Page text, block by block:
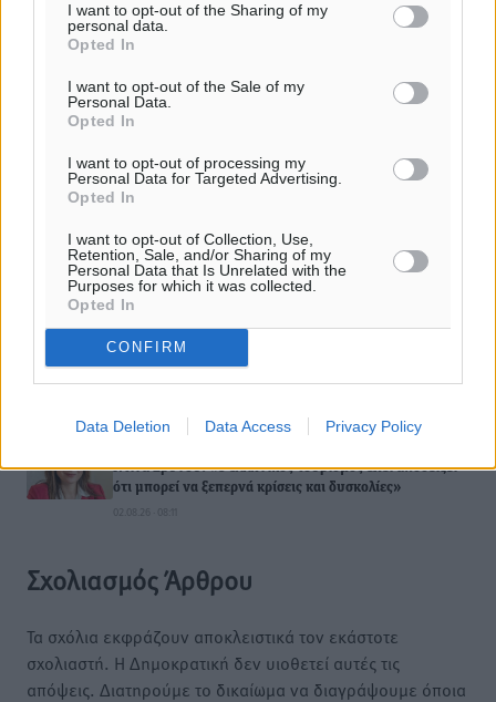
I want to opt-out of the Sharing of my
personal data.
Opted In
I want to opt-out of the Sale of my
Personal Data.
Opted In
I want to opt-out of processing my
Personal Data for Targeted Advertising.
Opted In
I want to opt-out of Collection, Use,
Retention, Sale, and/or Sharing of my
Personal Data that Is Unrelated with the
Purposes for which it was collected.
Opted In
CONFIRM
Data Deletion Data Access Privacy Policy
Μανώλης Κεφαλογιάννης: «Η στήριξη της νησιωτικότητας -
να…
ΔΙΑΒΑΣΕ ΕΠΙΣΗΣ
ΣΥΝΕΝΤΕΎΞΕΙΣ
Χρήστος Μιχαλάκης: «Χρειάζεται κοινός σχεδιασμός
για το νέο τουριστικό προϊόν της Δωδεκανήσου»
02.08.26 · 08:14
ΣΥΝΕΝΤΕΎΞΕΙΣ
Παύλος Χρηστίδης: Η εμπιστοσύνη των πολιτών είναι η
μεγαλύτερη πολιτική μάχη της επόμενης ημέρας
Ντίνα Σβύνου: «Ο ελληνικός τουρισμός έχει αποδείξει
ότι μπορεί να ξεπερνά κρίσεις και δυσκολίες»
02.08.26 · 08:11
Σχολιασμός Άρθρου
Τα σχόλια εκφράζουν αποκλειστικά τον εκάστοτε
σχολιαστή. Η Δημοκρατική δεν υιοθετεί αυτές τις
απόψεις. Διατηρούμε το δικαίωμα να διαγράψουμε όποια